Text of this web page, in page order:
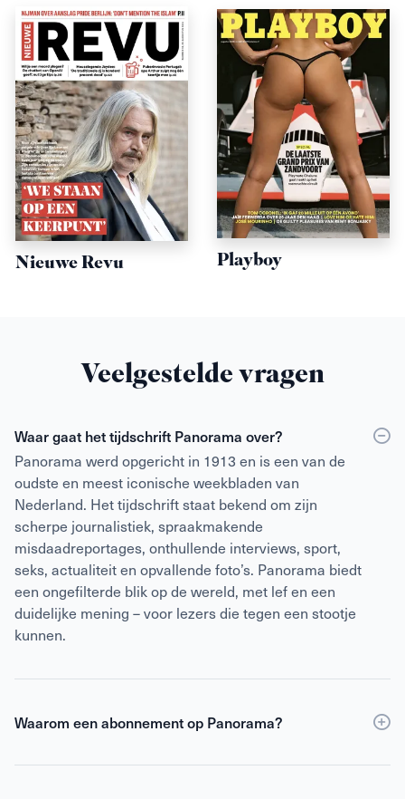
Nieuwe Revu Playboy
Veelgestelde vragen
Waar gaat het tijdschrift Panorama over?
Panorama werd opgericht in 1913 en is een van de
oudste en meest iconische weekbladen van
Nederland. Het tijdschrift staat bekend om zijn
scherpe journalistiek, spraakmakende
misdaadreportages, onthullende interviews, sport,
seks, actualiteit en opvallende foto’s. Panorama biedt
een ongefilterde blik op de wereld, met lef en een
duidelijke mening – voor lezers die tegen een stootje
kunnen.
Waarom een abonnement op Panorama?
Een abonnement op Panorama is voordeliger dan